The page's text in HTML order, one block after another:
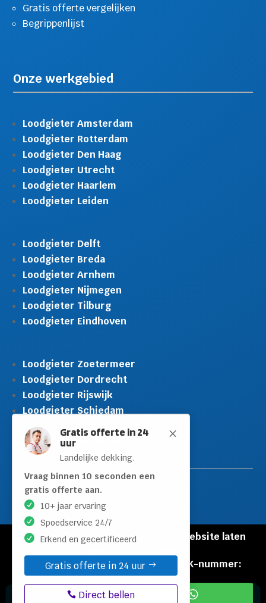
Gratis offerte in 24
uur
Vraag binnen 10 seconden een
gratis offerte aan.
10+ jaar ervaring
Spoedservice 24/7
Erkend en gecertificeerd
Direct bellen
Gratis offerte vergelijken
Begrippenlijst
Onze werkgebied
Loodgieter Amsterdam
Loodgieter Rotterdam
Loodgieter Den Haag
Loodgieter Utrecht
Loodgieter Haarlem
Loodgieter Leiden
Loodgieter Delft
Loodgieter Breda
Loodgieter Arnhem
Loodgieter Nijmegen
Loodgieter Tilburg
Loodgieter Eindhoven
Loodgieter Zoetermeer
Loodgieter Dordrecht
Loodgieter Rijswijk
Loodgieter Schiedam
Loodgieter Leidschendam
Loodgieter Hilversum
© Copyright Loodgieters Kwartier |
Website laten
Privacyverklaring| Disclaimer
KVK-nummer:
60471840

